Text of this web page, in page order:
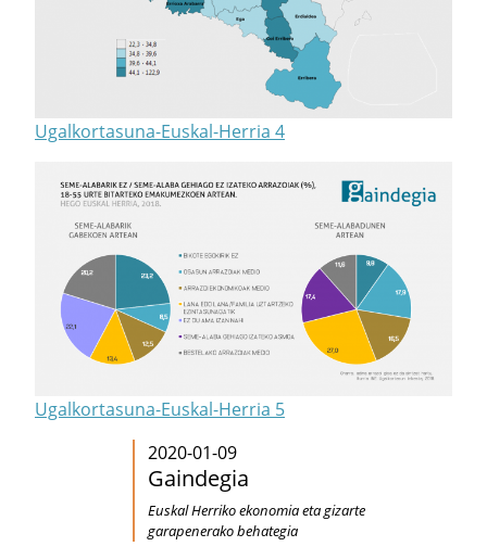
Ugalkortasuna-Euskal-Herria 4
Ugalkortasuna-Euskal-Herria 5
2020-01-09
Gaindegia
Euskal Herriko ekonomia eta gizarte
garapenerako behategia